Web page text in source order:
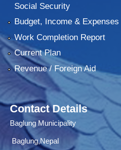
Social Security
Budget, Income & Expenses
Work Completion Report
Current Plan
Revenue / Foreign Aid
Contact Details
Baglung Municipality
Baglung,Nepal